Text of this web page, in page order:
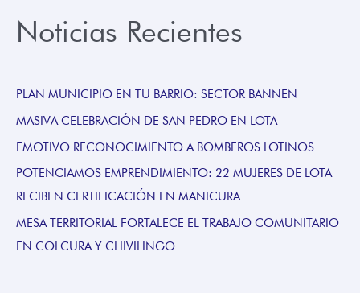
Noticias Recientes
PLAN MUNICIPIO EN TU BARRIO: SECTOR BANNEN
MASIVA CELEBRACIÓN DE SAN PEDRO EN LOTA
EMOTIVO RECONOCIMIENTO A BOMBEROS LOTINOS
POTENCIAMOS EMPRENDIMIENTO: 22 MUJERES DE LOTA
RECIBEN CERTIFICACIÓN EN MANICURA
MESA TERRITORIAL FORTALECE EL TRABAJO COMUNITARIO
EN COLCURA Y CHIVILINGO